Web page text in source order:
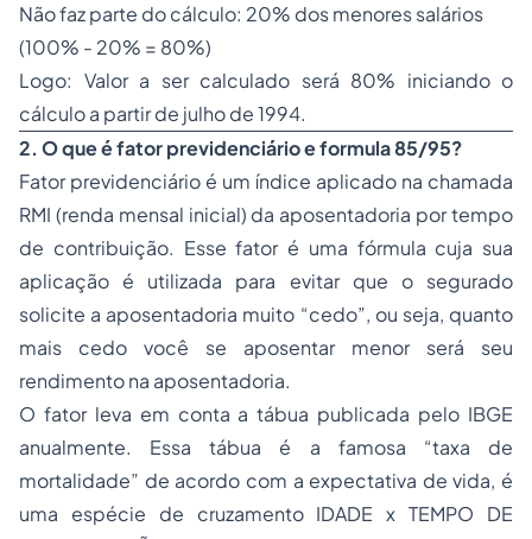
Não faz parte do cálculo: 20% dos menores salários
(100% - 20% = 80%)
Logo: Valor a ser calculado será 80% iniciando o
cálculo a partir de julho de 1994.
2. O que é fator previdenciário e formula 85/95?
Fator previdenciário é um índice aplicado na chamada
RMI (renda mensal inicial) da aposentadoria por tempo
de contribuição. Esse fator é uma fórmula cuja sua
aplicação é utilizada para evitar que o segurado
solicite a aposentadoria muito “cedo”, ou seja, quanto
mais cedo você se aposentar menor será seu
rendimento na aposentadoria.
O fator leva em conta a tábua publicada pelo IBGE
anualmente. Essa tábua é a famosa “taxa de
mortalidade” de acordo com a expectativa de vida, é
uma espécie de cruzamento IDADE x TEMPO DE